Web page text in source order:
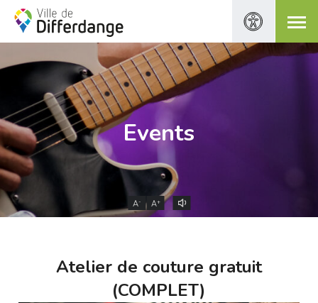
Events
A- A+
Atelier de couture gratuit
(COMPLET)